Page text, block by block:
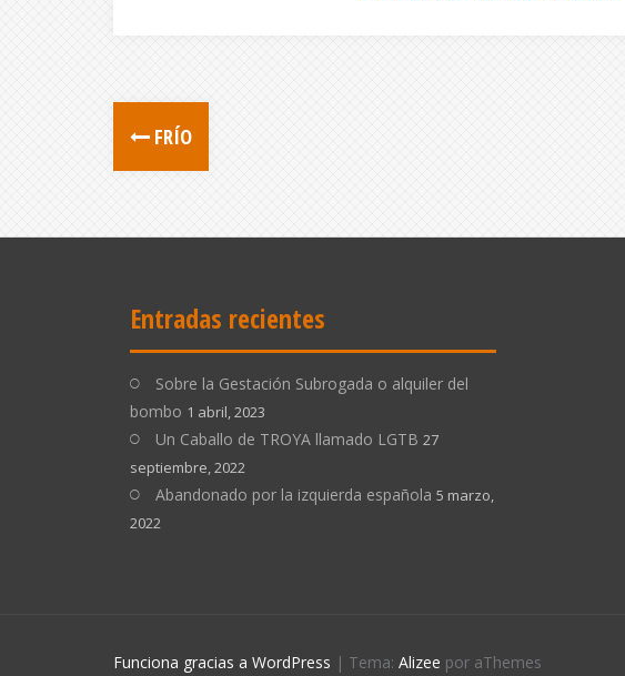
FRÍO
Entradas recientes
Sobre la Gestación Subrogada o alquiler del
bombo 1 abril, 2023
Un Caballo de TROYA llamado LGTB 27
septiembre, 2022
Abandonado por la izquierda española 5 marzo,
2022
Funciona gracias a WordPress | Tema: Alizee por aThemes